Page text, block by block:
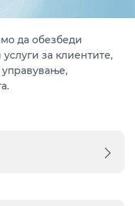
Open
да обезбеди
за клиентите,